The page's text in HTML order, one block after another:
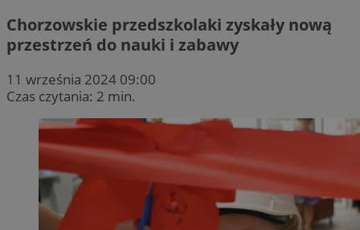
Chorzowskie przedszkolaki zyskały nową
przestrzeń do nauki i zabawy
11 września 2024 09:00
Czas czytania: 2 min.